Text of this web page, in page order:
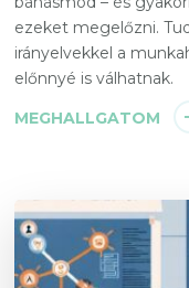
ezeket megelőzni.
irányelvekkel a
előnnyé is válhatnak.
MEGHALLGATOM